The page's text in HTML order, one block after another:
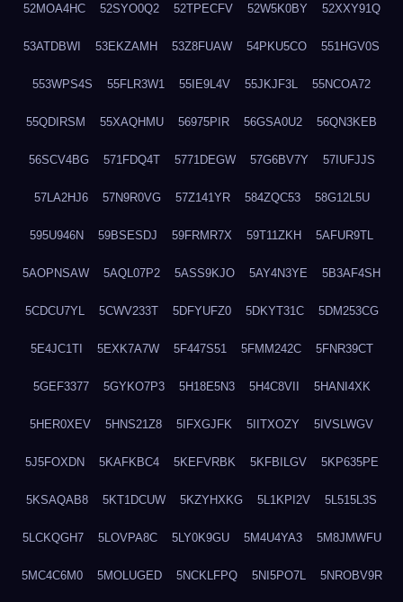
52MOA4HC 52SYO0Q2 52TPECFV 52W5K0BY 52XXY91Q
53ATDBWI 53EKZAMH 53Z8FUAW 54PKU5CO 551HGV0S
553WPS4S 55FLR3W1 55IE9L4V 55JKJF3L 55NCOA72
55QDIRSM 55XAQHMU 56975PIR 56GSA0U2 56QN3KEB
56SCV4BG 571FDQ4T 5771DEGW 57G6BV7Y 57IUFJJS
57LA2HJ6 57N9R0VG 57Z141YR 584ZQC53 58G12L5U
595U946N 59BSESDJ 59FRMR7X 59T11ZKH 5AFUR9TL
5AOPNSAW 5AQL07P2 5ASS9KJO 5AY4N3YE 5B3AF4SH
5CDCU7YL 5CWV233T 5DFYUFZ0 5DKYT31C 5DM253CG
5E4JC1TI 5EXK7A7W 5F447S51 5FMM242C 5FNR39CT
5GEF3377 5GYKO7P3 5H18E5N3 5H4C8VII 5HANI4XK
5HER0XEV 5HNS21Z8 5IFXGJFK 5IITXOZY 5IVSLWGV
5J5FOXDN 5KAFKBC4 5KEFVRBK 5KFBILGV 5KP635PE
5KSAQAB8 5KT1DCUW 5KZYHXKG 5L1KPI2V 5L515L3S
5LCKQGH7 5LOVPA8C 5LY0K9GU 5M4U4YA3 5M8JMWFU
5MC4C6M0 5MOLUGED 5NCKLFPQ 5NI5PO7L 5NROBV9R